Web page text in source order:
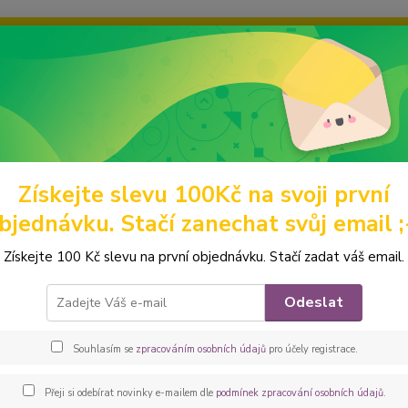
grafiku? Mám jich mnohem víc – napište mi a společně
Hledat
Peněženky Malé Mincovky Peštovka - kapsička na karty *třpytivá*
- kapsička na karty
Malá
tahle
Získejte slevu 100Kč na svoji první
Stačí zanechat svůj email
Získejte 100 Kč slevu na první objednávku. Stačí zadat váš email.
Odeslat
Souhlasím se zpracováním osobních údajůpro účely registrace.
Přeji si odebírat novinky e-mailem dle podmínek zpracování osobních údajů.